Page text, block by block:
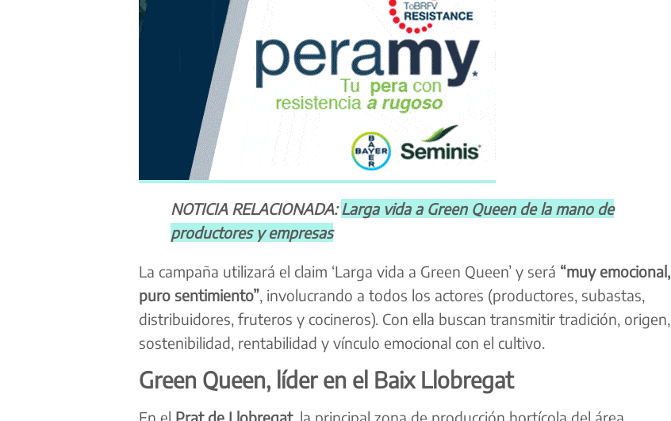
NOTICIA RELACIONADA:Larga vida a Green Queen de la mano de
productores y empresas
La campaña utilizará el claim ‘Larga vida a Green Queen’ y será “muy emocional,
puro sentimiento”, involucrando a todos los actores (productores, subastas,
distribuidores, fruteros y cocineros). Con ella buscan transmitir tradición, origen,
sostenibilidad, rentabilidad y vínculo emocional con el cultivo.
Green Queen, líder en el Baix Llobregat
En el Prat de Llobregat, la principal zona de producción hortícola del área